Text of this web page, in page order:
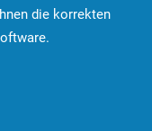
die korrekten